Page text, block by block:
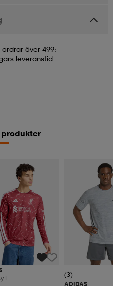
över 499:-
leveranstid
L
(3)
ADIDAS